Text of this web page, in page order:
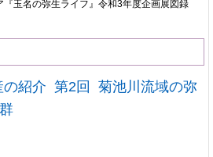
『玉名の弥生ライフ』令和3年度企画展図録
の紹介 第2回 菊池川流域の弥